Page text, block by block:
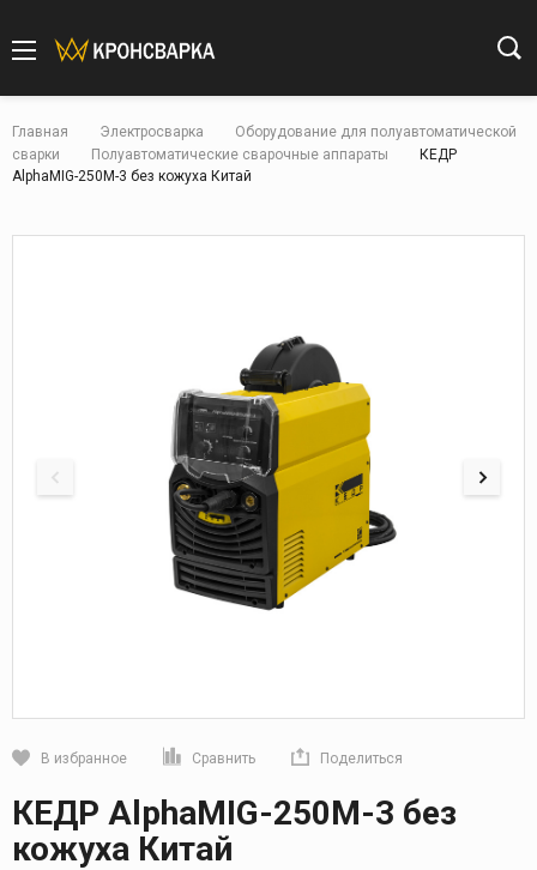
Главная Электросварка
Оборудование для полуавтоматической
сварки
Полуавтоматические сварочные аппараты
КЕДР
AlphaMIG-250M-3 без кожуха Китай
В избранное Сравнить Поделиться
Кликните, чтобы скопировать прямую ссылку
КЕДР AlphaMIG-250M-3 без
кожуха Китай